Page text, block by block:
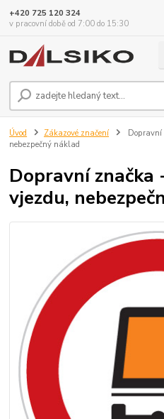
+420 725 120 324
v pracovní době od 7:00 do 15:30
Úvod Zákazové značení
nebezpečný náklad
Dopravní značka
vjezdu,